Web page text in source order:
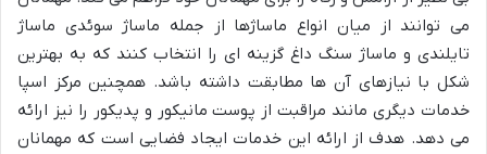
می توانند از میان انواع ماساژها از جمله ماساژ سوئدی ماساژ
تایلندی و ماساژ سنگ داغ گزینه ای را انتخاب کنند که به بهترین
شکل با نیازهای آن ها مطابقت داشته باشد. همچنین مرکز اسپا
خدمات دیگری مانند مراقبت از پوست مانیکور و پدیکور را نیز ارائه
می دهد. هدف از ارائه این خدمات ایجاد فضایی است که مهمانان